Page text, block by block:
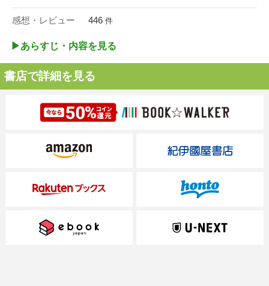
感想・レビュー 446 件
▶︎あらすじ・内容を見る
書店で詳細を見る